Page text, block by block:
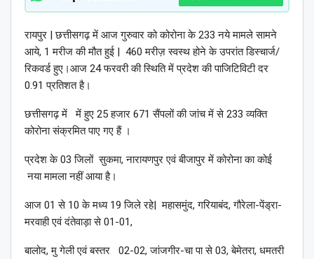
रायपुर | छत्तीसगढ़ में आज गुरुवार को कोरोना के 233 नये मामले सामने
आये, 1 मरीज की मौत हुई | 460 मरीज़ स्वस्थ होने के उपरांत डिस्चार्ज/
रिकवर्ड हुए।आज 24 फरवरी की स्थिति में प्रदेश की पाजिटिविटी दर
0.91 प्रतिशत है।
छत्तीसगढ़ में में हुए 25 हजार 671 सैंपलों की जांच में से 233 व्यक्ति
कोरोना संक्रमित पाए गए हैं ।
प्रदेश के 03 जिलों सुकमा, नारायणपुर एवं बीजापुर में कोरोना का कोई
नया मामला नहीं आया है।
आज 01 से 10 के मध्य 19 जिले रहे| महासमुंद, गरियाबंद, गौरेला-पेंड्रा-
मरवाही एवं दंतेवाड़ा से 01-01,
बालोद, मु गेली एवं बस्तर 02-02, जांजगीर-चा पा से 03, बेमेतरा, धमतरी